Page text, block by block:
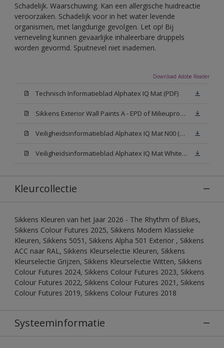
Schadelijk. Waarschuwing. Kan een allergische huidreactie
veroorzaken. Schadelijk voor in het water levende
organismen, met langdurige gevolgen. Let op! Bij
verneveling kunnen gevaarlijke inhaleerbare druppels
worden gevormd. Spuitnevel niet inademen.
Download Adobe Reader
Technisch Informatieblad Alphatex IQ Mat (PDF)
Sikkens Exterior Wall Paints A - EPD of Milieuproductverklaring
Veiligheidsinformatieblad Alphatex IQ Mat N00 (MSDS)
Veiligheidsinformatieblad Alphatex IQ Mat White W05 (MSDS)
Kleurcollectie
Sikkens Kleuren van het Jaar 2026 - The Rhythm of Blues,
Sikkens Colour Futures 2025, Sikkens Modern Klassieke
Kleuren, Sikkens 5051, Sikkens Alpha 501 Exterior , Sikkens
ACC naar RAL, Sikkens Kleurselectie Kleuren, Sikkens
Kleurselectie Grijzen, Sikkens Kleurselectie Witten, Sikkens
Colour Futures 2024, Sikkens Colour Futures 2023, Sikkens
Colour Futures 2022, Sikkens Colour Futures 2021, Sikkens
Colour Futures 2019, Sikkens Colour Futures 2018
Systeeminformatie